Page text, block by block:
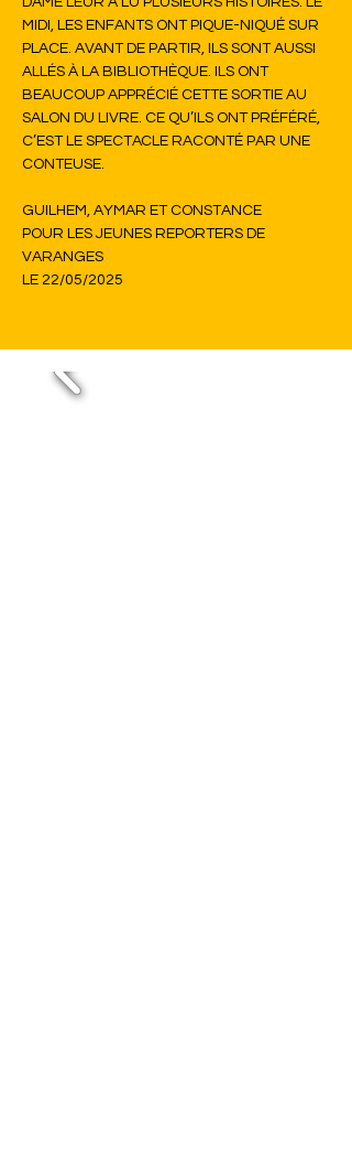
MIDI, LES ENFANTS ONT PIQUE-NIQUÉ SUR
PLACE. AVANT DE PARTIR, ILS SONT AUSSI
ALLÉS À LA BIBLIOTHÈQUE. ILS ONT
BEAUCOUP APPRÉCIÉ CETTE SORTIE AU
SALON DU LIVRE. CE QU’ILS ONT PRÉFÉRÉ,
C’EST LE SPECTACLE RACONTÉ PAR UNE
CONTEUSE.
GUILHEM, AYMAR ET CONSTANCE
POUR LES JEUNES REPORTERS DE
VARANGES
LE 22/05/2025